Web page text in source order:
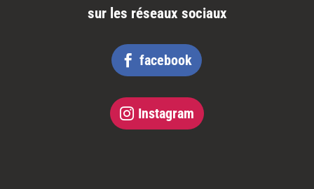
sur les réseaux sociaux
facebook
Instagram